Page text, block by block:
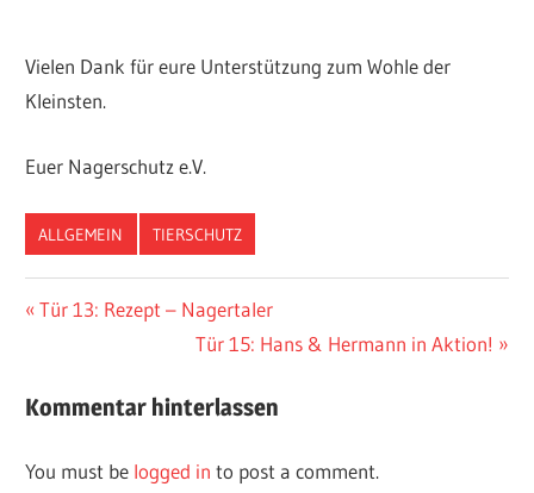
Vielen Dank für eure Unterstützung zum Wohle der
Kleinsten.
Euer Nagerschutz e.V.
ALLGEMEIN TIERSCHUTZ
Vorheriger
Tür 13: Rezept – Nagertaler
Nächster
Tür 15: Hans & Hermann in Aktion!
Kommentar hinterlassen
You must be logged in to post a comment.